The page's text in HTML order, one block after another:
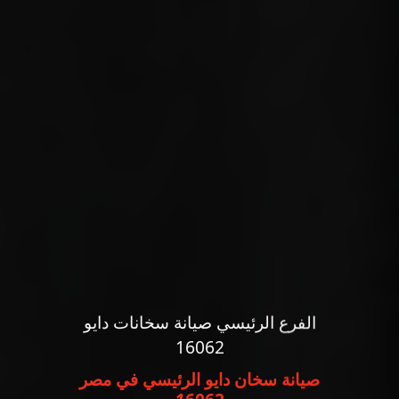
الفرع الرئيسي صيانة سخانات دايو
16062
صيانة سخان دايو الرئيسي في مصر